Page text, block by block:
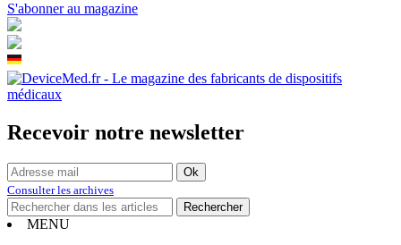
S'abonner au magazine
Recevoir notre newsletter
Consulter les archives
MENU